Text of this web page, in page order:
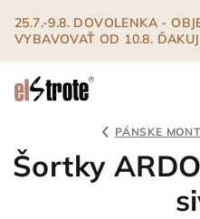
obsah
25.7.-9.8. DOVOLENKA -
VYBAVOVAŤ OD 10.8.
PÁNSKE
Šortky